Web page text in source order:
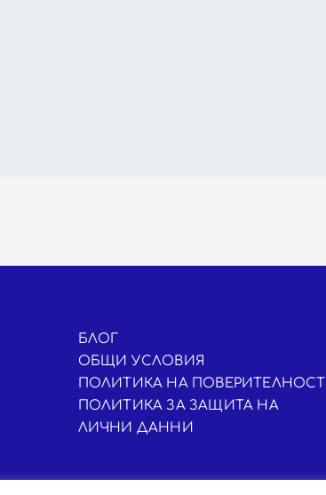
БЛОГ
ОБЩИ УСЛОВИЯ
ПОЛИТИКА НА ПОВЕРИТЕЛНОСТ
ПОЛИТИКА ЗА ЗАЩИТА НА
ЛИЧНИ ДАННИ